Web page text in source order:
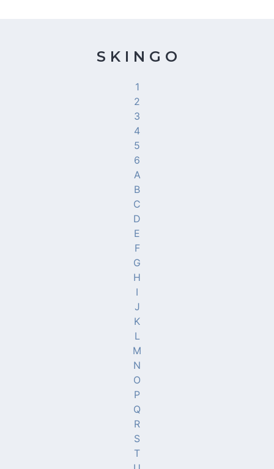
S K I N G O
1
2
3
4
5
6
A
B
C
D
E
F
G
H
I
J
K
L
M
N
O
P
Q
R
S
T